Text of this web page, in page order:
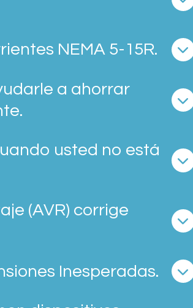
NEMA 5-15R.
a ahorrar
usted no está
(AVR) corrige
Inesperadas.